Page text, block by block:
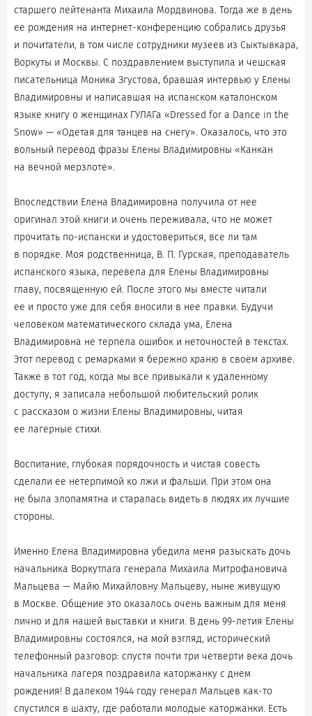
старшего лейтенанта Михаила Мордвинова. Тогда же в день
ее рождения на интернет-конференцию собрались друзья
и почитатели, в том числе сотрудники музеев из Сыктывкара,
Воркуты и Москвы. С поздравлением выступила и чешская
писательница Моника Згустова, бравшая интервью у Елены
Владимировны и написавшая на испанском каталонском
языке книгу о женщинах ГУЛАГа «Dressed for a Dance in the
Snow» — «Одетая для танцев на снегу». Оказалось, что это
вольный перевод фразы Елены Владимировны «Канкан
на вечной мерзлоте».
Впоследствии Елена Владимировна получила от нее
оригинал этой книги и очень переживала, что не может
прочитать по-испански и удостовериться, все ли там
в порядке. Моя родственница, В. П. Гурская, преподаватель
испанского языка, перевела для Елены Владимировны
главу, посвященную ей. После этого мы вместе читали
ее и просто уже для себя вносили в нее правки. Будучи
человеком математического склада ума, Елена
Владимировна не терпела ошибок и неточностей в текстах.
Этот перевод с ремарками я бережно храню в своём архиве.
Также в тот год, когда мы все привыкали к удаленному
доступу, я записала небольшой любительский ролик
с рассказом о жизни Елены Владимировны, читая
ее лагерные стихи.
Воспитание, глубокая порядочность и чистая совесть
сделали ее нетерпимой ко лжи и фальши. При этом она
не была злопамятна и старалась видеть в людях их лучшие
стороны.
Именно Елена Владимировна убедила меня разыскать дочь
начальника Воркутлага генерала Михаила Митрофановича
Мальцева — Майю Михайловну Мальцеву, ныне живущую
в Москве. Общение это оказалось очень важным для меня
лично и для нашей выставки и книги. В день 99-летия Елены
Владимировны состоялся, на мой взгляд, исторический
телефонный разговор: спустя почти три четверти века дочь
начальника лагеря поздравила каторжанку с днем
рождения! В далеком 1944 году генерал Мальцев как-то
спустился в шахту, где работали молодые каторжанки. Есть